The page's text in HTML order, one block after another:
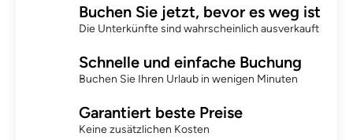
Buchen Sie jetzt, bevor es weg ist
Die Unterkünfte sind wahrscheinlich ausverkauft
Schnelle und einfache Buchung
Buchen Sie Ihren Urlaub in wenigen Minuten
Garantiert beste Preise
Keine zusätzlichen Kosten